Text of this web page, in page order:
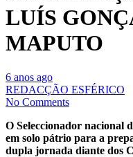
LUÍS
MAPUTO
6 anos ago
REDACÇÃO ESFÉRICO
No Comments
O Seleccionador nacional
em solo pátrio para a
dupla jornada diante dos